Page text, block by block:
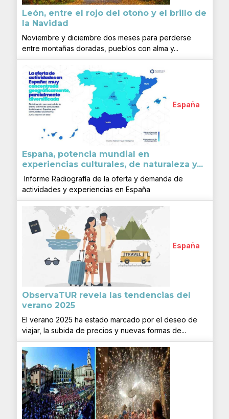
León, entre el rojo del otoño y el brillo de
la Navidad
Noviembre y diciembre dos meses para perderse
entre montañas doradas, pueblos con alma y...
España
España, potencia mundial en
experiencias culturales, de naturaleza y...
Informe Radiografía de la oferta y demanda de
actividades y experiencias en España
España
ObservaTUR revela las tendencias del
verano 2025
El verano 2025 ha estado marcado por el deseo de
viajar, la subida de precios y nuevas formas de...